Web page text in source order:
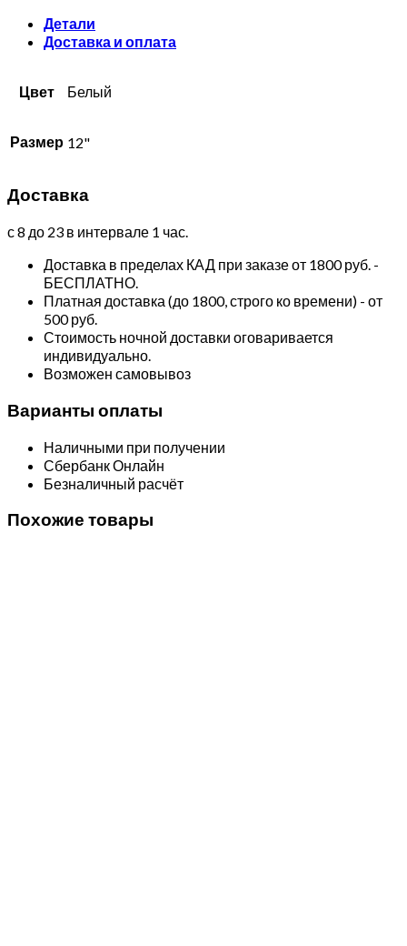
Детали
Доставка и оплата
Цвет Белый
Размер 12"
Доставка
с 8 до 23 в интервале 1 час.
Доставка в пределах КАД при заказе от 1800 руб. -
БЕСПЛАТНО.
Платная доставка (до 1800, строго ко времени) - от
500 руб.
Стоимость ночной доставки оговаривается
индивидуально.
Возможен самовывоз
Варианты оплаты
Наличными при получении
Сбербанк Онлайн
Безналичный расчёт
Похожие товары